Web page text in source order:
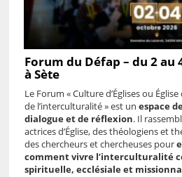
Forum du Défap – du 2 au
à Sète
Le Forum « Culture d’Églises ou
de l’interculturalité » est un espace
dialogue et de réflexion. Il
actrices d’Église, des théologiens et
des chercheurs et chercheuses pour
comment vivre l’interculturalité
spirituelle, ecclésiale et